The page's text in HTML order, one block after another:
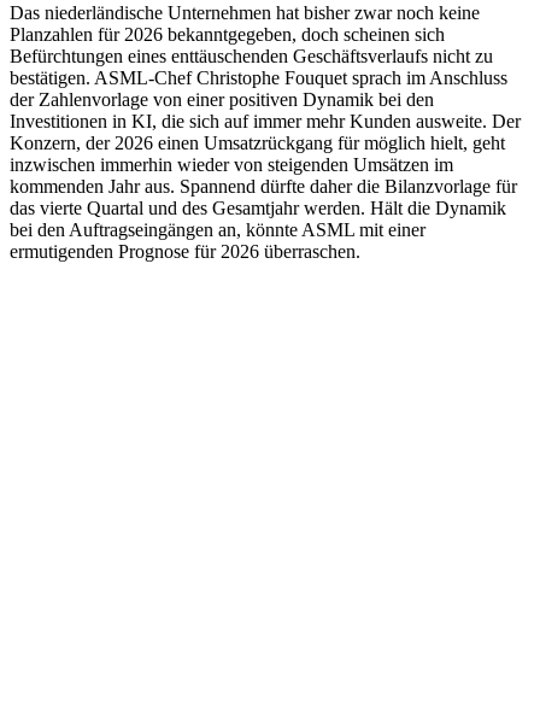
Das niederländische Unternehmen hat bisher zwar noch keine
Planzahlen für 2026 bekanntgegeben, doch scheinen sich
Befürchtungen eines enttäuschenden Geschäftsverlaufs nicht zu
bestätigen. ASML-Chef Christophe Fouquet sprach im Anschluss
der Zahlenvorlage von einer positiven Dynamik bei den
Investitionen in KI, die sich auf immer mehr Kunden ausweite. Der
Konzern, der 2026 einen Umsatzrückgang für möglich hielt, geht
inzwischen immerhin wieder von steigenden Umsätzen im
kommenden Jahr aus. Spannend dürfte daher die Bilanzvorlage für
das vierte Quartal und des Gesamtjahr werden. Hält die Dynamik
bei den Auftragseingängen an, könnte ASML mit einer
ermutigenden Prognose für 2026 überraschen.